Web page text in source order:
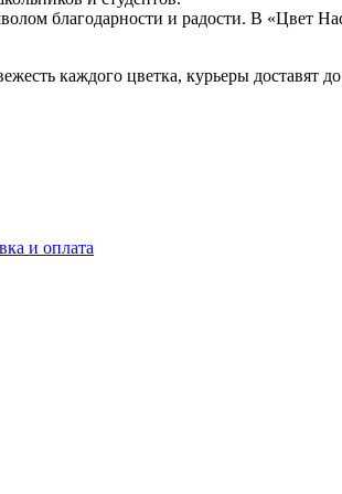
благодарности и радости. В «Цвет
каждого цветка, курьеры доставят
и оплата